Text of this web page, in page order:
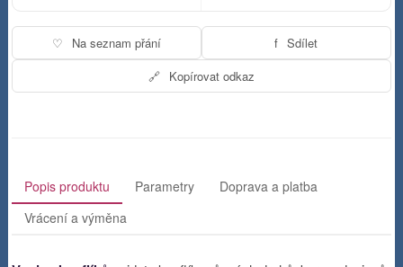
♡ Na seznam přání f Sdílet
🔗 Kopírovat odkaz
Popis produktu Parametry
Doprava a platba
Vrácení a výměna